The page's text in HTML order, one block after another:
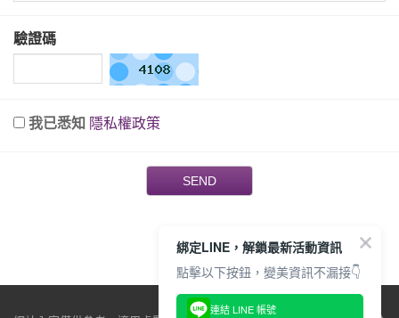
驗證碼
我已悉知 隱私權政策
SEND
綁定LINE，解鎖最新活動資訊
點擊以下按鈕，變美資訊不漏接👇
連結 LINE 帳號